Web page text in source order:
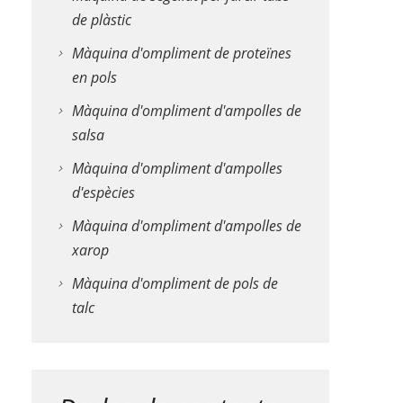
de plàstic
Màquina d'ompliment de proteïnes
en pols
Màquina d'ompliment d'ampolles de
salsa
Màquina d'ompliment d'ampolles
d'espècies
Màquina d'ompliment d'ampolles de
xarop
Màquina d'ompliment de pols de
talc